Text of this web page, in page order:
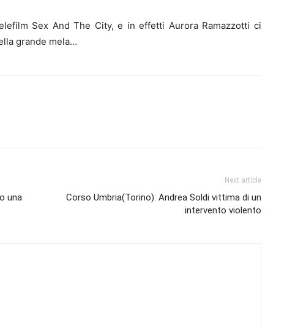
Sex And The City, e in effetti Aurora Ramazzotti ci
grande mela…
una
Next article
Corso Umbria(Torino): Andrea Soldi vittima di un
intervento violento